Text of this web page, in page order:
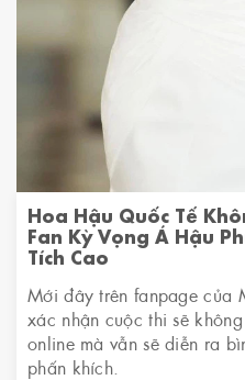
Hoa Hậu Quốc Tế
Fan Kỳ Vọng Á Hậu
Tích Cao
Mới đây trên fanpage của
xác nhận cuộc thi sẽ
online mà vẫn sẽ diễn ra
phấn khích.